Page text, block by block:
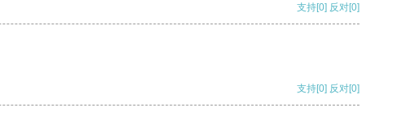
支持[0] 反对[0]
支持[0] 反对[0]